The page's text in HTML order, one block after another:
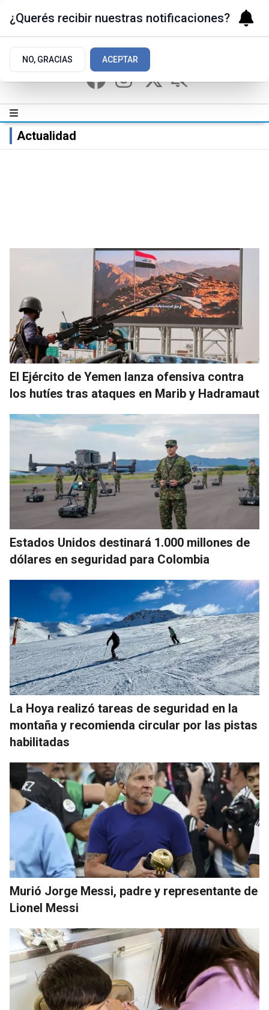
Actualidad
El Ejército de Yemen lanza ofensiva contra
los hutíes tras ataques en Marib y Hadramaut
Estados Unidos destinará 1.000 millones de
dólares en seguridad para Colombia
La Hoya realizó tareas de seguridad en la
montaña y recomienda circular por las pistas
habilitadas
Murió Jorge Messi, padre y representante de
Lionel Messi
¿Querés recibir nuestras notificaciones?
NO, GRACIAS ACEPTAR